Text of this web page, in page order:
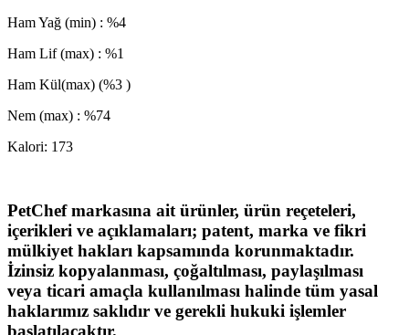
Ham Yağ (min) : %4
Ham Lif (max) : %1
Ham Kül(max) (%3 )
Nem (max) : %74
Kalori: 173
PetChef markasına ait ürünler, ürün reçeteleri,
içerikleri ve açıklamaları; patent, marka ve fikri
mülkiyet hakları kapsamında korunmaktadır.
İzinsiz kopyalanması, çoğaltılması, paylaşılması
veya ticari amaçla kullanılması halinde tüm yasal
haklarımız saklıdır ve gerekli hukuki işlemler
başlatılacaktır.